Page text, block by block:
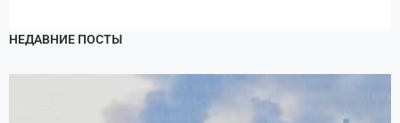
НЕДАВНИЕ ПОСТЫ